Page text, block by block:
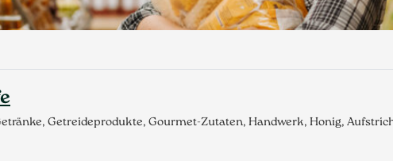
Getreideprodukte, Gourmet-Zutaten, Handwerk, Honig,